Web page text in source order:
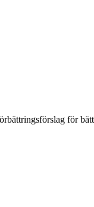
för